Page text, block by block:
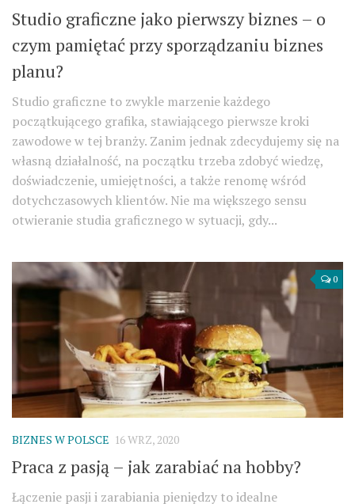
Studio graficzne jako pierwszy biznes – o
czym pamiętać przy sporządzaniu biznes
planu?
Studio graficzne to zwykle marzenie każdego
początkującego grafika, stawiającego pierwsze kroki
zawodowe w tej branży. Zanim jednak zdecydujemy się na
własną działalność, na początku trzeba zdobyć wiedzę,
doświadczenie, umiejętności, a także renomę wśród
dotychczasowych klientów. Nie ma większego sensu
otwieranie studia graficznego w sytuacji, gdy...
0
BIZNES W POLSCE 16 WRZ, 2020
Praca z pasją – jak zarabiać na hobby?
Łączenie pasji i zarabiania pieniędzy to idealne